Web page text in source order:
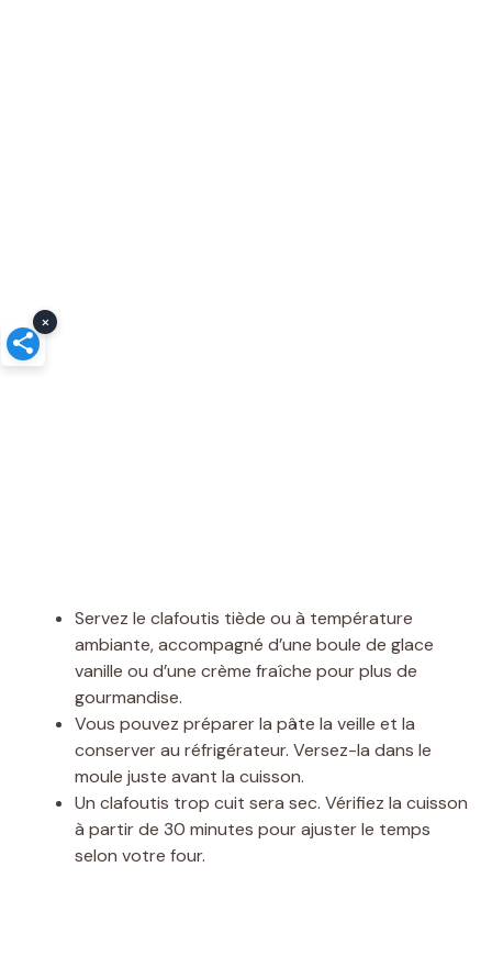
Servez le clafoutis tiède ou à température
ambiante, accompagné d’une boule de glace
vanille ou d’une crème fraîche pour plus de
gourmandise.
Vous pouvez préparer la pâte la veille et la
conserver au réfrigérateur. Versez-la dans le
moule juste avant la cuisson.
Un clafoutis trop cuit sera sec. Vérifiez la cuisson
à partir de 30 minutes pour ajuster le temps
selon votre four.
×